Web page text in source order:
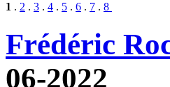
1 . 2 . 3 . 4 . 5 . 6 . 7 . 8
Frédéric
06-2022